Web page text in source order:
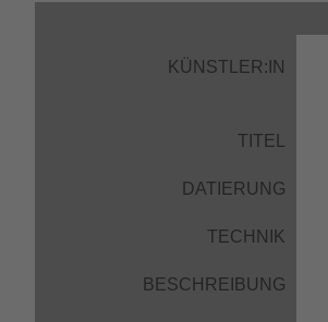
KÜNSTLER:IN
TITEL
DATIERUNG
TECHNIK
BESCHREIBUNG